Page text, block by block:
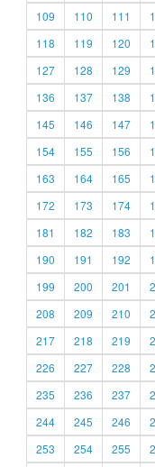
109
110 111
118
119 120
127
128 129
136
137 138
145
146 147
154
155 156
163
164 165
172
173 174
181
182 183
190
191 192
199
200 201
208
209 210
217
218 219
226
227 228
235
236 237
244
245 246
253
254 255